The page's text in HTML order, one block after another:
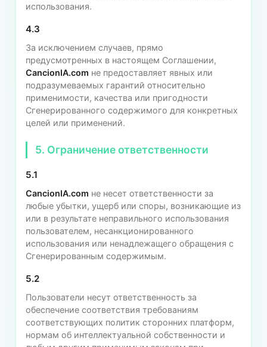
использования.
4.3
За исключением случаев, прямо
предусмотренных в настоящем Соглашении,
CancionIA.com не предоставляет явных или
подразумеваемых гарантий относительно
применимости, качества или пригодности
Сгенерированного содержимого для конкретных
целей или применений.
5. Ограничение ответственности
5.1
CancionIA.com не несет ответственности за
любые убытки, ущерб или споры, возникающие из
или в результате неправильного использования
пользователем, несанкционированного
использования или ненадлежащего обращения с
Сгенерированным содержимым.
5.2
Пользователи несут ответственность за
обеспечение соответствия требованиям
соответствующих политик сторонних платформ,
нормам об интеллектуальной собственности и